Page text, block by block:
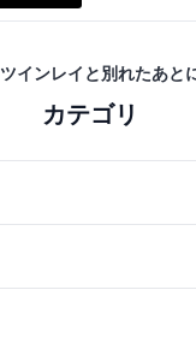
ツインレイと別れたあと
カテゴリ